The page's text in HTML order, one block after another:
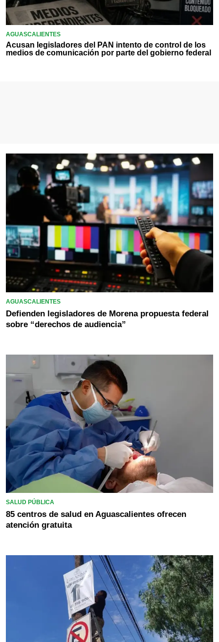
AGUASCALIENTES
Acusan legisladores del PAN intento de control de los
medios de comunicación por parte del gobierno federal
AGUASCALIENTES
Defienden legisladores de Morena propuesta federal
sobre “derechos de audiencia”
SALUD PÚBLICA
85 centros de salud en Aguascalientes ofrecen
atención gratuita